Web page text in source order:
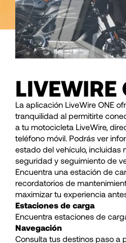
LIVEWIRE
La aplicación LiveWire ONE
tranquilidad al permitirte
a tu motocicleta LiveWire,
teléfono móvil. Podrás ver
estado del vehículo, incluidas
seguridad y seguimiento de
Encuentra una estación de
recordatorios de
maximizar tu experiencia
Estaciones de carga
Encuentra estaciones de
Navegación
Consulta tus destinos paso a